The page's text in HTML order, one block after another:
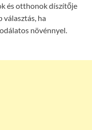
és otthonok díszítője
választás, ha
növénnyel.